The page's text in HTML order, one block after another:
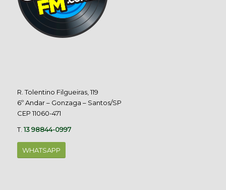
R. Tolentino Filgueiras, 119
6º Andar – Gonzaga – Santos/SP
CEP 11060-471
T.13 98844-0997
WHATSAPP